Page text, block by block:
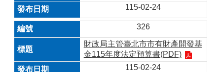
115-02-24
326
財政局主管臺北市市有財產開發基
金115年度法定預算書(PDF)
115-02-24